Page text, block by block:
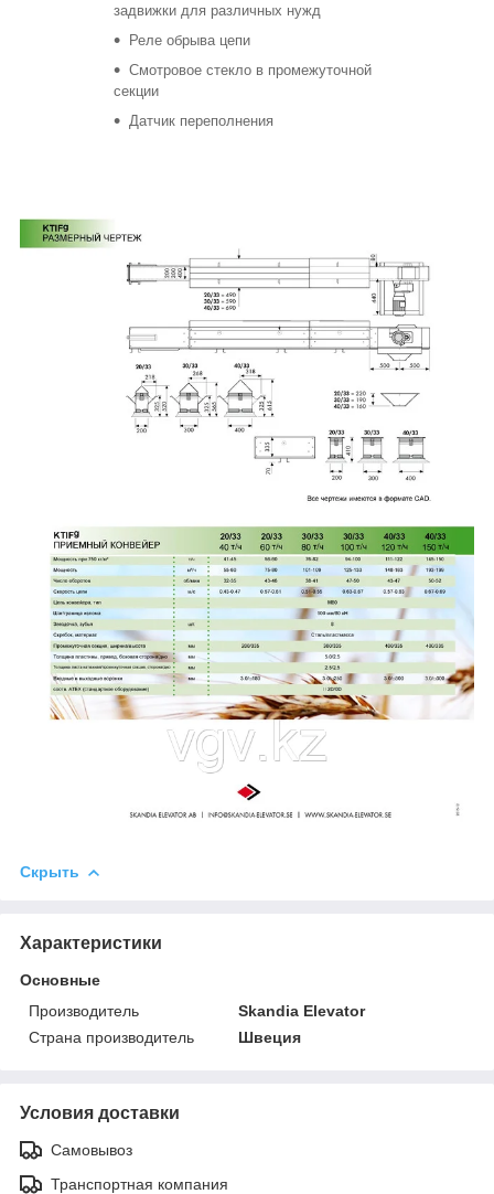
задвижки для различных нужд
Реле обрыва цепи
Смотровое стекло в промежуточной
секции
Датчик переполнения
Скрыть
Характеристики
Основные
Производитель
Skandia Elevator
Страна производитель
Швеция
Условия доставки
Самовывоз
Транспортная компания